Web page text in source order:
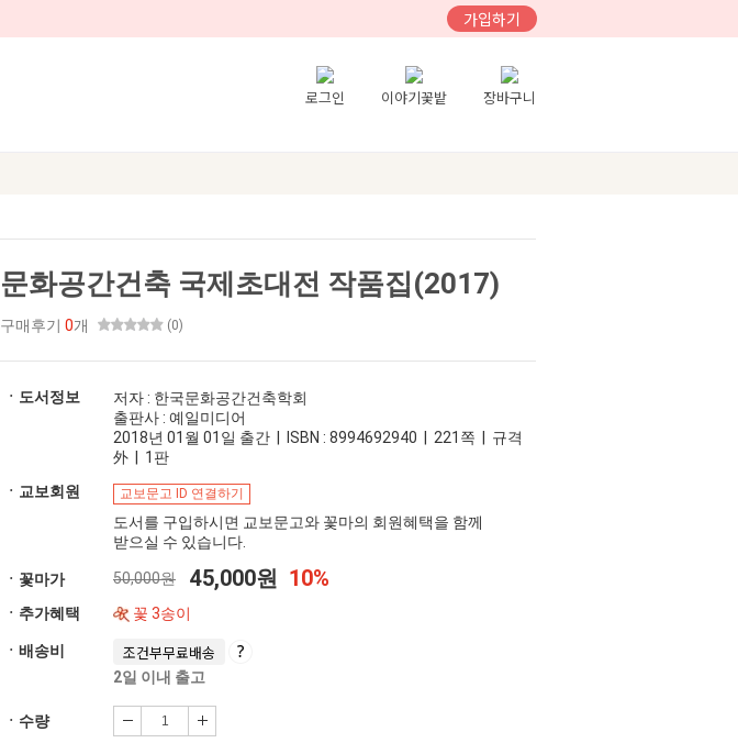
가입하기
로그인 이야기꽃밭 장바구니
문화공간건축 국제초대전 작품집(2017)
구매후기 0개 (0)
ㆍ도서정보
저자 : 한국문화공간건축학회
출판사 : 예일미디어
2018년 01월 01일 출간 | ISBN : 8994692940 | 221쪽 | 규격
外 | 1판
ㆍ교보회원
교보문고 ID 연결하기
도서를 구입하시면 교보문고와 꽃마의 회원혜택을 함께
받으실 수 있습니다.
ㆍ꽃마가 50,000원 45,000원 10%
ㆍ추가혜택 꽃 3송이
ㆍ배송비 조건부무료배송
2일 이내 출고
ㆍ수량